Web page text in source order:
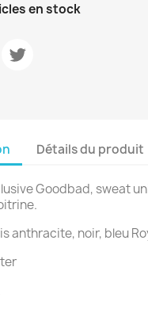
en stock
Détails du produit
Goodbad, sweat
anthracite, noir, bleu